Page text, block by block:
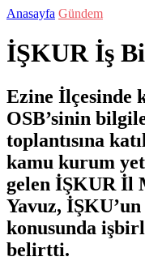
Anasayfa Gündem
İŞKUR İş
Ezine İlçesinde
OSB’sinin
toplantısına
kamu kurum
gelen İŞKUR İl
Yavuz,
konusunda
belirtti.